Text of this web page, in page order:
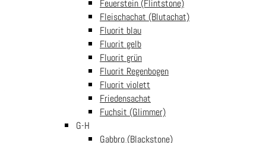
Feuerstein (Flintstone)
Fleischachat (Blutachat)
Fluorit blau
Fluorit gelb
Fluorit grün
Fluorit Regenbogen
Fluorit violett
Friedensachat
Fuchsit (Glimmer)
G-H
Gabbro (Blackstone)
Jede Kette ist einzigartig, da sich bei Naturprodukten wie
Edelsteinen jede kleine Perle von den anderen unterscheidet.
Bitte beachten Sie, dass die Abbildungen Beispiele für Ketten
darstellen. Ihr gekauftes Produkt kann daher geringfügig in Farbe
und Aussehen variieren.
_________________________________________
Reither Handels GmbH / office@reither.cc
Langenloiserstrasse 5, 3500 Krems an der
Donau, Österreich
Österreich